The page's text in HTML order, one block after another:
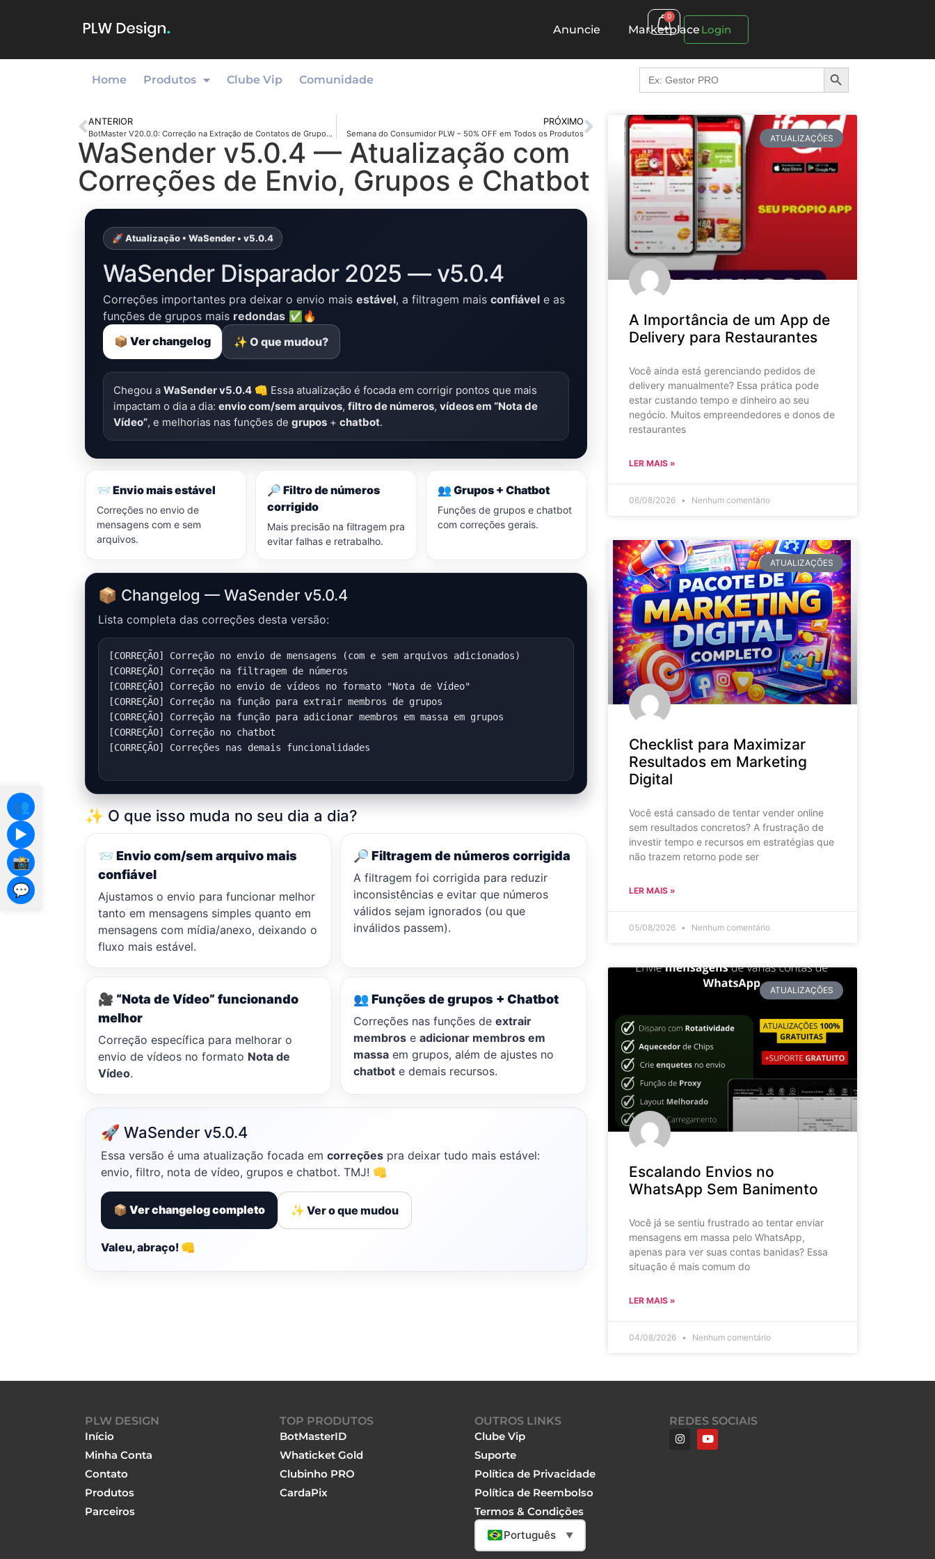
Anuncie Marketplace
0
Login
Home Produtos Clube Vip Comunidade
Search
for:
Search Button
ANTERIOR
BotMaster V20.0.0: Correção na Extração de Contatos de Grupos, Maturação de Números e Atualização da API
PRÓXIMO
Semana do Consumidor PLW – 50% OFF em Todos os Produtos
WaSender v5.0.4 — Atualização com
Correções de Envio, Grupos e Chatbot
🚀 Atualização • WaSender • v5.0.4
WaSender Disparador 2025 — v5.0.4
Correções importantes pra deixar o envio mais estável, a filtragem mais confiável e as
funções de grupos mais redondas ✅🔥
📦 Ver changelog
✨ O que mudou?
Chegou a WaSender v5.0.4 👊 Essa atualização é focada em corrigir pontos que mais
impactam o dia a dia: envio com/sem arquivos, filtro de números, vídeos em “Nota de
Vídeo”, e melhorias nas funções de grupos + chatbot.
📨 Envio mais estável
Correções no envio de
mensagens com e sem
arquivos.
🔎 Filtro de números
corrigido
Mais precisão na filtragem pra
evitar falhas e retrabalho.
👥 Grupos + Chatbot
Funções de grupos e chatbot
com correções gerais.
📦 Changelog — WaSender v5.0.4
Lista completa das correções desta versão:
[CORREÇÃO] Correção no envio de mensagens (com e sem arquivos adicionados)
[CORREÇÃO] Correção na filtragem de números
[CORREÇÃO] Correção no envio de vídeos no formato "Nota de Vídeo"
[CORREÇÃO] Correção na função para extrair membros de grupos
[CORREÇÃO] Correção na função para adicionar membros em massa em grupos
[CORREÇÃO] Correção no chatbot
[CORREÇÃO] Correções nas demais funcionalidades
✨ O que isso muda no seu dia a dia?
📨 Envio com/sem arquivo mais
confiável
Ajustamos o envio para funcionar melhor
tanto em mensagens simples quanto em
mensagens com mídia/anexo, deixando o
fluxo mais estável.
🔎 Filtragem de números corrigida
A filtragem foi corrigida para reduzir
inconsistências e evitar que números
válidos sejam ignorados (ou que
inválidos passem).
🎥 “Nota de Vídeo” funcionando
melhor
Correção específica para melhorar o
envio de vídeos no formato Nota de
Vídeo.
👥 Funções de grupos + Chatbot
Correções nas funções deextrair
membros eadicionar membros em
massa em grupos, além de ajustes no
chatbot e demais recursos.
🚀 WaSender v5.0.4
Essa versão é uma atualização focada em correções pra deixar tudo mais estável:
envio, filtro, nota de vídeo, grupos e chatbot. TMJ! 👊
📦 Ver changelog completo ✨ Ver o que mudou
Valeu, abraço! 👊
ATUALIZAÇÕES
A Importância de um App de
Delivery para Restaurantes
Você ainda está gerenciando pedidos de
delivery manualmente? Essa prática pode
estar custando tempo e dinheiro ao seu
negócio. Muitos empreendedores e donos de
restaurantes
LER MAIS »
06/08/2026 Nenhum comentário
ATUALIZAÇÕES
Checklist para Maximizar
Resultados em Marketing
Digital
Você está cansado de tentar vender online
sem resultados concretos? A frustração de
investir tempo e recursos em estratégias que
não trazem retorno pode ser
LER MAIS »
05/08/2026 Nenhum comentário
ATUALIZAÇÕES
Escalando Envios no
WhatsApp Sem Banimento
Você já se sentiu frustrado ao tentar enviar
mensagens em massa pelo WhatsApp,
apenas para ver suas contas banidas? Essa
situação é mais comum do
LER MAIS »
04/08/2026 Nenhum comentário
PLW DESIGN
Início
Minha Conta
Contato
Produtos
Parceiros
TOP PRODUTOS
BotMasterID
Whaticket Gold
Clubinho PRO
CardaPix
👥
▶️
📸
💬
OUTROS LINKS
Clube Vip
Suporte
Política de Privacidade
Política de Reembolso
Termos & Condições
Português
▼
REDES SOCIAIS